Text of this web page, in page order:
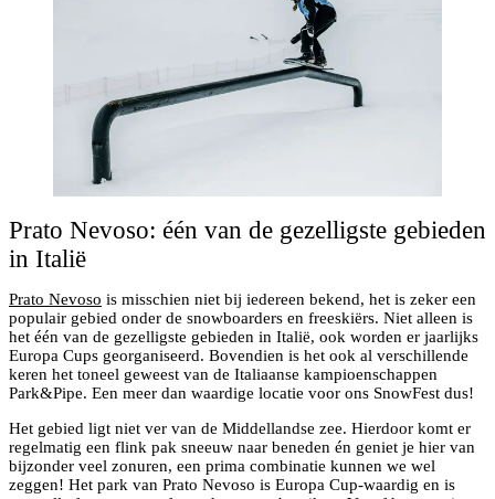
Prato Nevoso: één van de gezelligste gebieden
in Italië
Prato Nevoso is misschien niet bij iedereen bekend, het is zeker een
populair gebied onder de snowboarders en freeskiërs. Niet alleen is
het één van de gezelligste gebieden in Italië, ook worden er jaarlijks
Europa Cups georganiseerd. Bovendien is het ook al verschillende
keren het toneel geweest van de Italiaanse kampioenschappen
Park&Pipe. Een meer dan waardige locatie voor ons SnowFest dus!
Het gebied ligt niet ver van de Middellandse zee. Hierdoor komt er
regelmatig een flink pak sneeuw naar beneden én geniet je hier van
bijzonder veel zonuren, een prima combinatie kunnen we wel
zeggen! Het park van Prato Nevoso is Europa Cup-waardig en is